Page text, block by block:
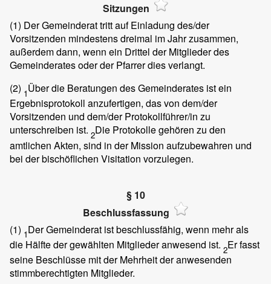
Sitzungen
(1) Der Gemeinderat tritt auf Einladung des/der
Vorsitzenden mindestens dreimal im Jahr zusammen,
außerdem dann, wenn ein Drittel der Mitglieder des
Gemeinderates oder der Pfarrer dies verlangt.
(2) 1Über die Beratungen des Gemeinderates ist ein
Ergebnisprotokoll anzufertigen, das von dem/der
Vorsitzenden und dem/der Protokollführer/in zu
unterschreiben ist. 2Die Protokolle gehören zu den
amtlichen Akten, sind in der Mission aufzubewahren und
bei der bischöflichen Visitation vorzulegen.
§ 10
Beschlussfassung
(1) 1Der Gemeinderat ist beschlussfähig, wenn mehr als
die Hälfte der gewählten Mitglieder anwesend ist. 2Er fasst
seine Beschlüsse mit der Mehrheit der anwesenden
stimmberechtigten Mitglieder.